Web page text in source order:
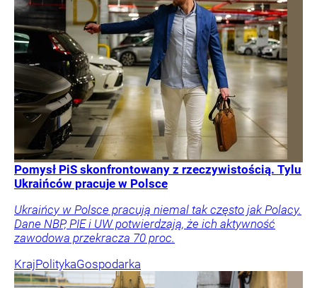
Pomysł PiS skonfrontowany z rzeczywistością. Tylu
Ukraińców pracuje w Polsce
Ukraińcy w Polsce pracują niemal tak często jak Polacy.
Dane NBP, PIE i UW potwierdzają, że ich aktywność
zawodowa przekracza 70 proc.
KrajPolitykaGospodarka